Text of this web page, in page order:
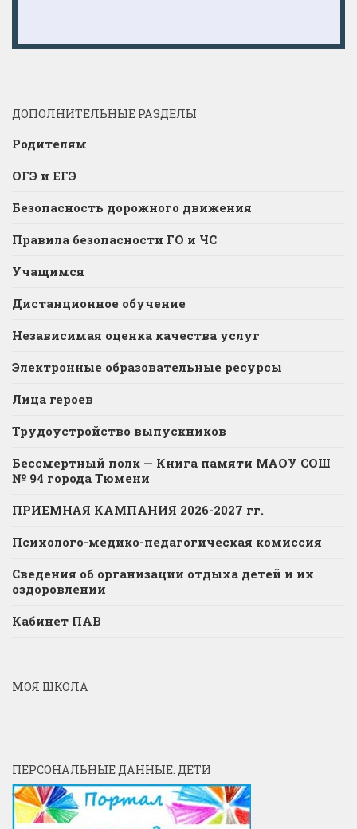
ДОПОЛНИТЕЛЬНЫЕ РАЗДЕЛЫ
Родителям
ОГЭ и ЕГЭ
Безопасность дорожного движения
Правила безопасности ГО и ЧС
Учащимся
Дистанционное обучение
Независимая оценка качества услуг
Электронные образовательные ресурсы
Лица героев
Трудоустройство выпускников
Бессмертный полк — Книга памяти МАОУ СОШ
№ 94 города Тюмени
ПРИЕМНАЯ КАМПАНИЯ 2026-2027 гг.
Психолого-медико-педагогическая комиссия
Сведения об организации отдыха детей и их
оздоровлении
Кабинет ПАВ
МОЯ ШКОЛА
ПЕРСОНАЛЬНЫЕ ДАННЫЕ. ДЕТИ